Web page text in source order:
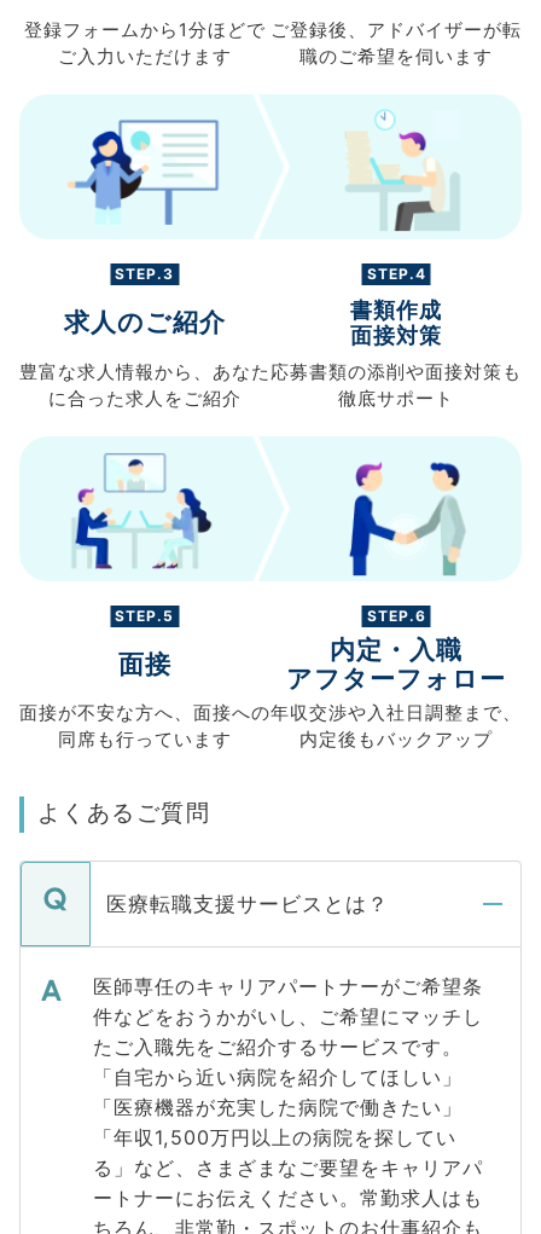
登録フォームから 1分ほどで
ご入力 いただけます
ご登録後、 アドバイザーが転
職のご希望を伺います
STEP.3
求人のご紹介
豊富な求人情報から、 あなた
に合った求人を ご紹介
STEP.4
書類作成
面接対策
応募書類の添削や面接対策も
徹底サポート
STEP.5
面接
面接が不安な方へ、 面接への
同席も行っています
STEP.6
内定・入職
アフターフォロー
年収交渉や入社日調整まで、
内定後もバックアップ
よくあるご質問
医療転職支援サービスとは？
医師専任のキャリアパートナーがご希望条
件などをおうかがいし、ご希望にマッチし
たご入職先をご紹介するサービスです。
「自宅から近い病院を紹介してほしい」
「医療機器が充実した病院で働きたい」
「年収1,500万円以上の病院を探してい
る」など、さまざまなご要望をキャリアパ
ートナーにお伝えください。常勤求人はも
ちろん、非常勤・スポットのお仕事紹介も